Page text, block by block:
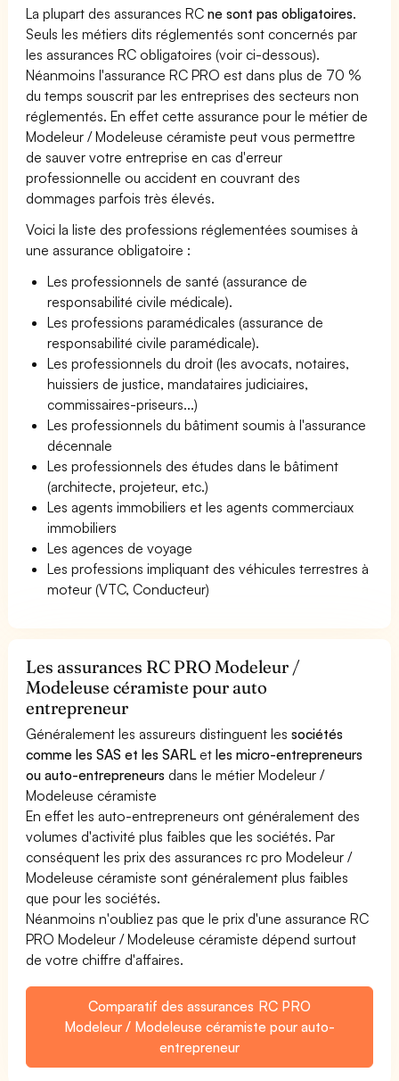
La plupart des assurances RCne sont pas obligatoires.
Seuls les métiers dits réglementés sont concernés par
les assurances RC obligatoires (voir ci-dessous).
Néanmoins l'assurance RC PRO est dans plus de 70 %
du temps souscrit par les entreprises des secteurs non
réglementés. En effet cette assurance pour le métier de
Modeleur / Modeleuse céramiste peut vous permettre
de sauver votre entreprise en cas d'erreur
professionnelle ou accident en couvrant des
dommages parfois très élevés.
Voici la liste des professions réglementées soumises à
une assurance obligatoire :
Les professionnels de santé (assurance de
responsabilité civile médicale).
Les professions paramédicales (assurance de
responsabilité civile paramédicale).
Les professionnels du droit (les avocats, notaires,
huissiers de justice, mandataires judiciaires,
commissaires-priseurs...)
Les professionnels du bâtiment soumis à l'assurance
décennale
Les professionnels des études dans le bâtiment
(architecte, projeteur, etc.)
Les agents immobiliers et les agents commerciaux
immobiliers
Les agences de voyage
Les professions impliquant des véhicules terrestres à
moteur (VTC, Conducteur)
Les assurances RC PRO Modeleur /
Modeleuse céramiste pour auto
entrepreneur
Généralement les assureurs distinguent lessociétés
comme les SAS et les SARL etles micro-entrepreneurs
ou auto-entrepreneurs dans le métier Modeleur /
Modeleuse céramiste
En effet les auto-entrepreneurs ont généralement des
volumes d'activité plus faibles que les sociétés. Par
conséquent les prix des assurances rc pro Modeleur /
Modeleuse céramiste sont généralement plus faibles
que pour les sociétés.
Néanmoins n'oubliez pas que le prix d'une assurance RC
PRO Modeleur / Modeleuse céramiste dépend surtout
de votre chiffre d'affaires.
Comparatif des assurances RC PRO
Modeleur / Modeleuse céramiste pour auto-
entrepreneur